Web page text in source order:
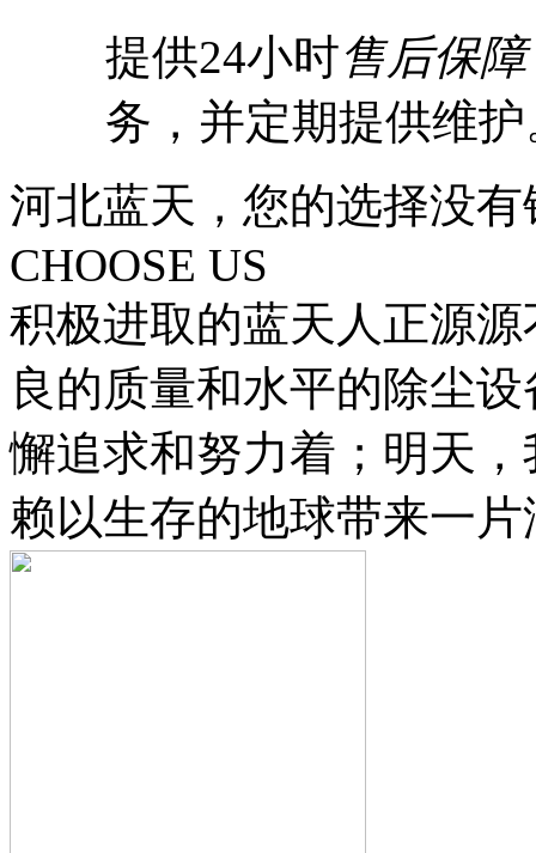
提供24小时售后保障
务，并定期提供维护
河北蓝天，您的选择没有
CHOOSE US
积极进取的蓝天人正源
良的质量和水平的除尘
懈追求和努力着；明天
赖以生存的地球带来一